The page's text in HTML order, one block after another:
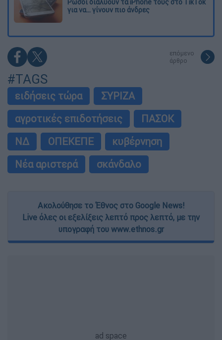
Ρώσοι διαλύουν τα iPhone τους στο TikTok
για να... γίνουν πιο άνδρες
επόμενο
άρθρο
#TAGS
ειδήσεις τώρα
ΣΥΡΙΖΑ
αγροτικές επιδοτήσεις
ΠΑΣΟΚ
ΝΔ
ΟΠΕΚΕΠΕ
κυβέρνηση
Νέα αριστερά
σκάνδαλο
Ακολούθησε το Έθνος στο Google News!
Live όλες οι εξελίξεις λεπτό προς λεπτό, με την
υπογραφή του www.ethnos.gr